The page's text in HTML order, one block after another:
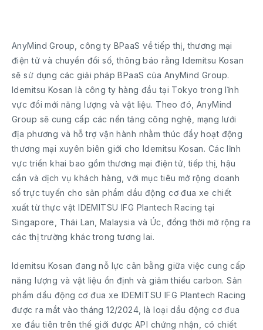
AnyMind Group, công ty BPaaS về tiếp thị, thương mại
điện tử và chuyển đổi số, thông báo rằng Idemitsu Kosan
sẽ sử dụng các giải pháp BPaaS của AnyMind Group.
Idemitsu Kosan là công ty hàng đầu tại Tokyo trong lĩnh
vực đổi mới năng lượng và vật liệu. Theo đó, AnyMind
Group sẽ cung cấp các nền tảng công nghệ, mạng lưới
địa phương và hỗ trợ vận hành nhằm thúc đẩy hoạt động
thương mại xuyên biên giới cho Idemitsu Kosan. Các lĩnh
vực triển khai bao gồm thương mại điện tử, tiếp thị, hậu
cần và dịch vụ khách hàng, với mục tiêu mở rộng doanh
số trực tuyến cho sản phẩm dầu động cơ đua xe chiết
xuất từ thực vật IDEMITSU IFG Plantech Racing tại
Singapore, Thái Lan, Malaysia và Úc, đồng thời mở rộng ra
các thị trường khác trong tương lai.
Idemitsu Kosan đang nỗ lực cân bằng giữa việc cung cấp
năng lượng và vật liệu ổn định và giảm thiểu carbon. Sản
phẩm dầu động cơ đua xe IDEMITSU IFG Plantech Racing
được ra mắt vào tháng 12/2024, là loại dầu động cơ đua
xe đầu tiên trên thế giới được API chứng nhận, có chiết